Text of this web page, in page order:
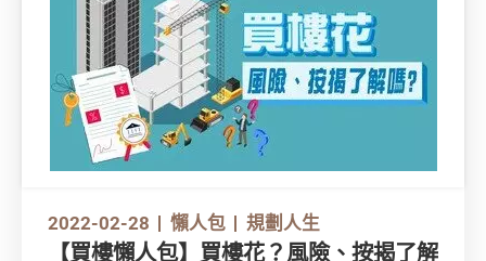
本會曾向30個品牌的私家車代理商發出問卷，最
終收到22個品牌的回應，下面就來和大家總結一
些鬼祟失效細節！
2022-02-28 懶人包 規劃人生
【買樓懶人包】買樓花？風險、按揭了解